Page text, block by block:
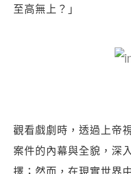
至高無上？」
觀看戲劇時，透過上帝
案件的內幕與全貌，深
擇；然而，在現實世界